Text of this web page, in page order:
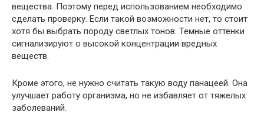
вещества. Поэтому перед использованием необходимо
сделать проверку. Если такой возможности нет, то стоит
хотя бы выбрать породу светлых тонов. Темные оттенки
сигнализируют о высокой концентрации вредных
веществ.
Кроме этого, не нужно считать такую воду панацеей. Она
улучшает работу организма, но не избавляет от тяжелых
заболеваний.